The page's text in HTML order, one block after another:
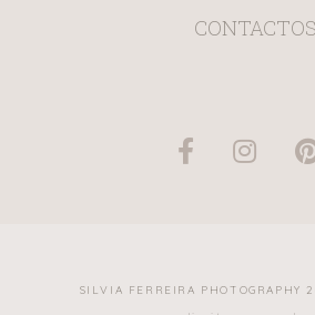
CONTACTOS
SILVIA FERREIRA PHOTOGRAPHY